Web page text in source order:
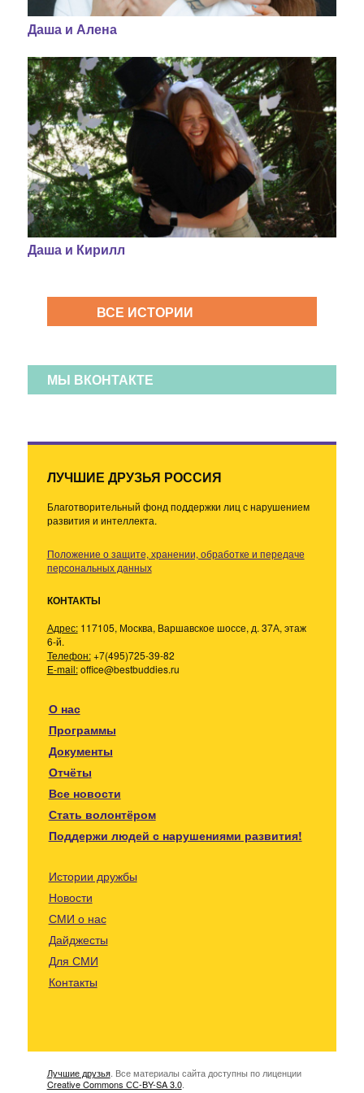
Даша и Алена
Даша и Кирилл
ВСЕ ИСТОРИИ
МЫ ВКОНТАКТЕ
ЛУЧШИЕ ДРУЗЬЯ РОССИЯ
Благотворительный фонд поддержки лиц с нарушением
развития и интеллекта.
Положение о защите, хранении, обработке и передаче
персональных данных
КОНТАКТЫ
Адрес:117105, Москва, Варшавское шоссе, д. 37А, этаж
6-й.
Телефон:+7(495)725-39-82
E-mail:office@bestbuddies.ru
О нас
Программы
Документы
Отчёты
Все новости
Стать волонтёром
Поддержи людей с нарушениями развития!
Истории дружбы
Новости
СМИ о нас
Дайджесты
Для СМИ
Контакты
Лучшие друзья. Все материалы сайта доступны по лиценции
Creative Commons СС-BY-SA 3.0.